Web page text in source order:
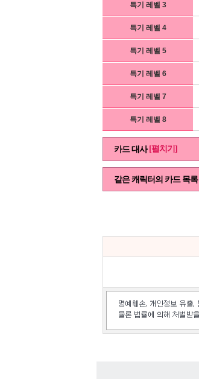
특기 레벨 3
특기 레벨 4
특기 레벨 5
특기 레벨 6
특기 레벨 7
특기 레벨 8
카드 대사 [펼치기]
같은 캐릭터의 카드 목록